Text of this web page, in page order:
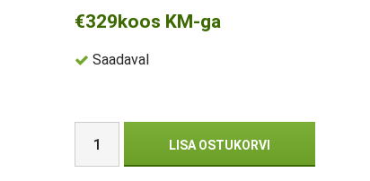
€329koos KM-ga
Saadaval
LISA OSTUKORVI